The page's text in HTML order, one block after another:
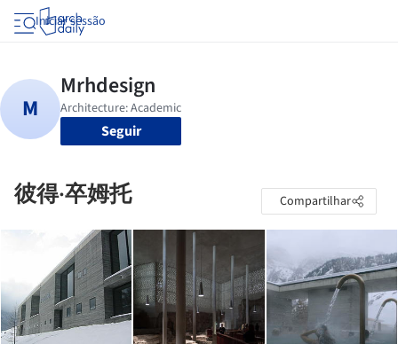
Iniciar sessão
Seguir
彼得·卒姆托 Compartilhar